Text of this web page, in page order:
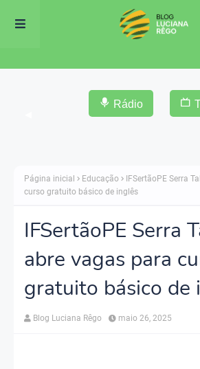
Rádio
Página inicial Educação
IFSertãoPE Serra
curso gratuito básico de inglês
IFSertãoPE Serra
abre vagas para
gratuito básico de
Blog Luciana Rêgo maio 26, 2025